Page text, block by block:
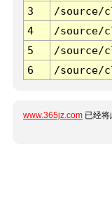
3 /source/
4
/source/
5
/source/
6
/source/
www.365jz.com 已经